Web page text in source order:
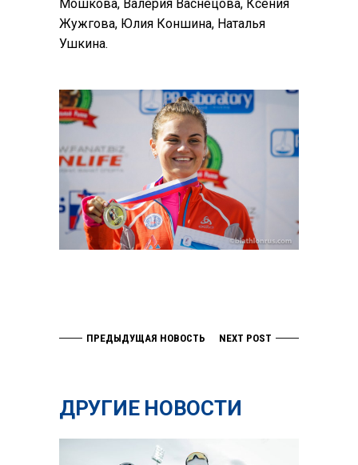
Мошкова, Валерия Васнецова, Ксения
Жужгова, Юлия Коншина, Наталья
Ушкина.
ПРЕДЫДУЩАЯ НОВОСТЬ NEXT POST
ДРУГИЕ НОВОСТИ